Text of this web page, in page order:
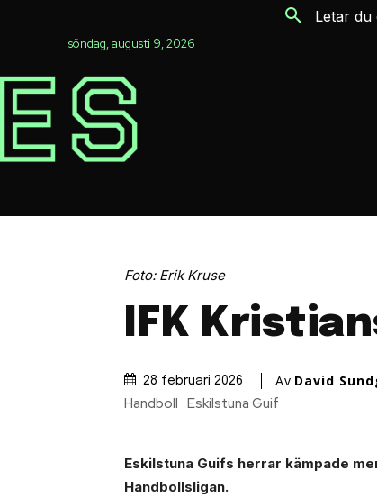
söndag, augusti 9, 2026
Letar du
Foto: Erik Kruse
IFK
28 februari 2026 Av David
Handboll Eskilstuna Guif
Eskilstuna Guifs herrar kämpade
Handbollsligan.